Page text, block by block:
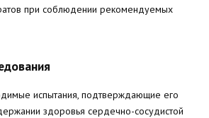
при соблюдении рекомендуемых
испытания, подтверждающие его
здоровья сердечно-сосудистой